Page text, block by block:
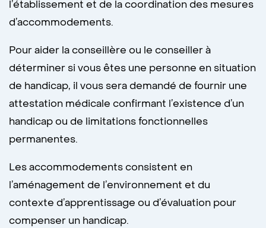
l’établissement et de la coordination des mesures
d’accommodements.
Pour aider la conseillère ou le conseiller à
déterminer si vous êtes une personne en situation
de handicap, il vous sera demandé de fournir une
attestation médicale confirmant l’existence d’un
handicap ou de limitations fonctionnelles
permanentes.
Les accommodements consistent en
l’aménagement de l’environnement et du
contexte d’apprentissage ou d’évaluation pour
compenser un handicap.